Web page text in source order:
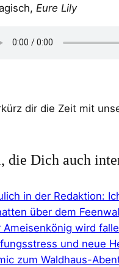
Eure Lily
dir die Zeit mit
die Dich auch
in der Redaktion:
über dem
Ameisenkönig wird
und neue
zum Waldhaus-